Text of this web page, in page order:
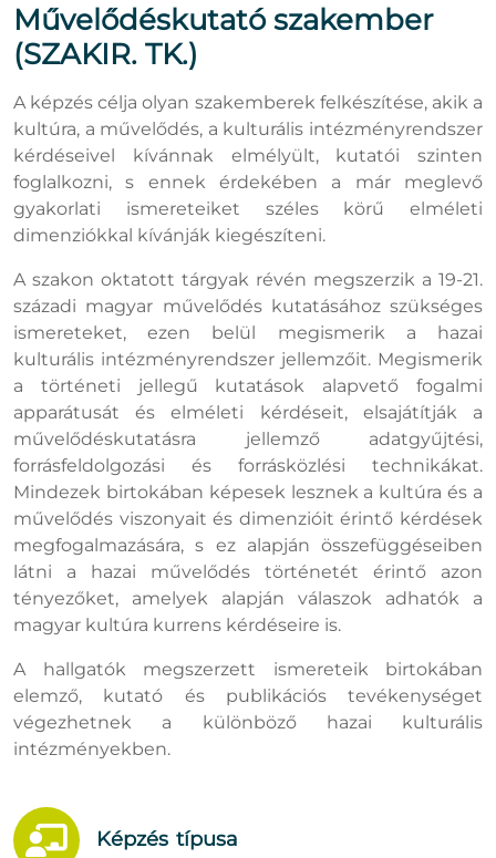
Művelődéskutató szakember
(SZAKIR. TK.)
A képzés célja olyan szakemberek felkészítése, akik a
kultúra, a művelődés, a kulturális intézményrendszer
kérdéseivel kívánnak elmélyült, kutatói szinten
foglalkozni, s ennek érdekében a már meglevő
gyakorlati ismereteiket széles körű elméleti
dimenziókkal kívánják kiegészíteni.
A szakon oktatott tárgyak révén megszerzik a 19-21.
századi magyar művelődés kutatásához szükséges
ismereteket, ezen belül megismerik a hazai
kulturális intézményrendszer jellemzőit. Megismerik
a történeti jellegű kutatások alapvető fogalmi
apparátusát és elméleti kérdéseit, elsajátítják a
művelődéskutatásra jellemző adatgyűjtési,
forrásfeldolgozási és forrásközlési technikákat.
Mindezek birtokában képesek lesznek a kultúra és a
művelődés viszonyait és dimenzióit érintő kérdések
megfogalmazására, s ez alapján összefüggéseiben
látni a hazai művelődés történetét érintő azon
tényezőket, amelyek alapján válaszok adhatók a
magyar kultúra kurrens kérdéseire is.
A hallgatók megszerzett ismereteik birtokában
elemző, kutató és publikációs tevékenységet
végezhetnek a különböző hazai kulturális
intézményekben.
Képzés típusa